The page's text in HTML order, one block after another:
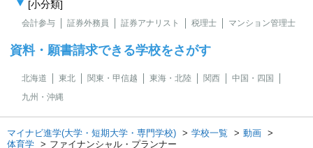
[小分類]
会計参与 証券外務員 証券アナリスト 税理士 マンション管理士
資料・願書請求できる学校をさがす
北海道 東北 関東・甲信越 東海・北陸 関西
中国・四国
九州・沖縄
マイナビ進学(大学・短期大学・専門学校) 学校一覧
動画
体育学
ファイナンシャル・プランナー